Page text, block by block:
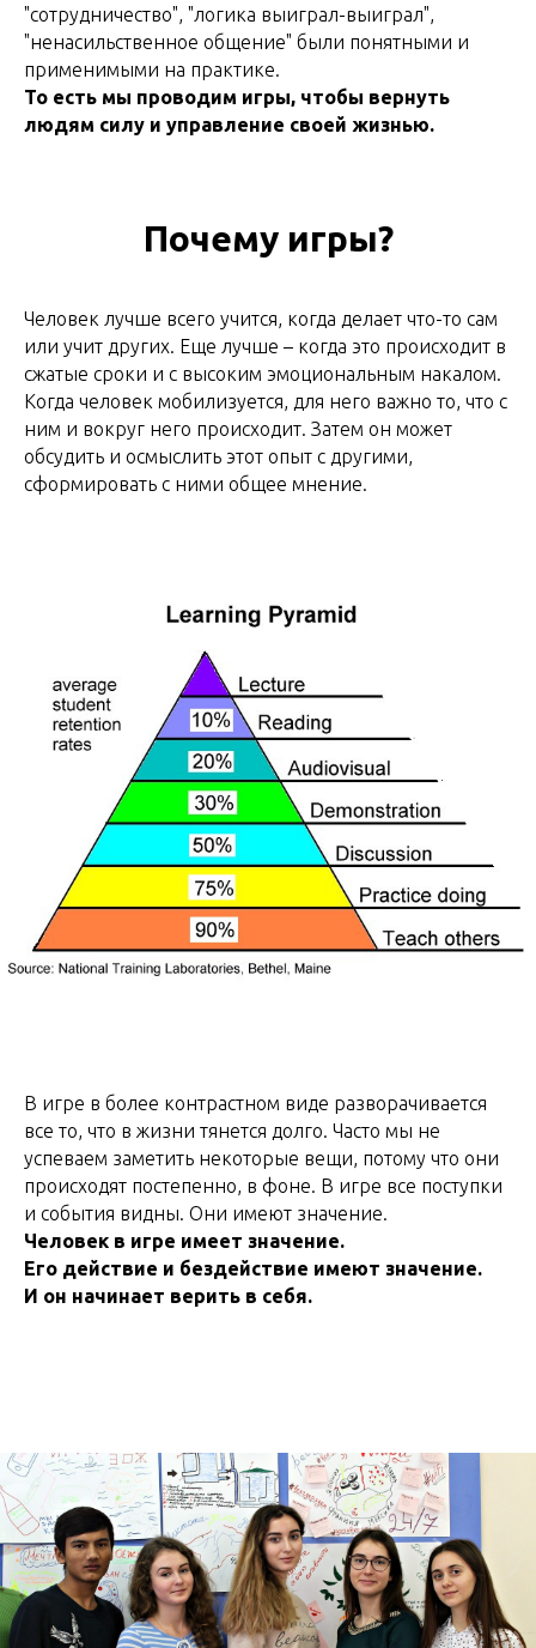
"сотрудничество", "логика выиграл-выиграл",
"ненасильственное общение" были понятными и
применимыми на практике.
То есть мы проводим игры, чтобы вернуть
людям силу и управление своей жизнью.
Почему игры?
Человек лучше всего учится, когда делает что-то сам
или учит других. Еще лучше – когда это происходит в
сжатые сроки и с высоким эмоциональным накалом.
Когда человек мобилизуется, для него важно то, что с
ним и вокруг него происходит. Затем он может
обсудить и осмыслить этот опыт с другими,
сформировать с ними общее мнение.
В игре в более контрастном виде разворачивается
все то, что в жизни тянется долго. Часто мы не
успеваем заметить некоторые вещи, потому что они
происходят постепенно, в фоне. В игре все поступки
и события видны. Они имеют значение.
Человек в игре имеет значение.
Его действие и бездействие имеют значение.
И он начинает верить в себя.